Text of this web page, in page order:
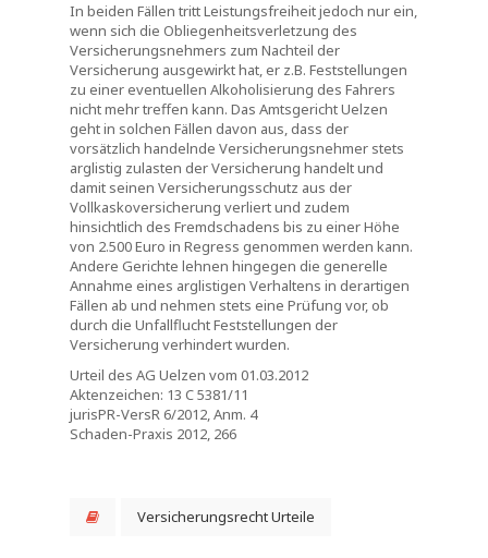
In beiden Fällen tritt Leistungsfreiheit jedoch nur ein,
wenn sich die Obliegenheitsverletzung des
Versicherungsnehmers zum Nachteil der
Versicherung ausgewirkt hat, er z.B. Feststellungen
zu einer eventuellen Alkoholisierung des Fahrers
nicht mehr treffen kann. Das Amtsgericht Uelzen
geht in solchen Fällen davon aus, dass der
vorsätzlich handelnde Versicherungsnehmer stets
arglistig zulasten der Versicherung handelt und
damit seinen Versicherungsschutz aus der
Vollkaskoversicherung verliert und zudem
hinsichtlich des Fremdschadens bis zu einer Höhe
von 2.500 Euro in Regress genommen werden kann.
Andere Gerichte lehnen hingegen die generelle
Annahme eines arglistigen Verhaltens in derartigen
Fällen ab und nehmen stets eine Prüfung vor, ob
durch die Unfallflucht Feststellungen der
Versicherung verhindert wurden.
Urteil des AG Uelzen vom 01.03.2012
Aktenzeichen: 13 C 5381/11
jurisPR-VersR 6/2012, Anm. 4
Schaden-Praxis 2012, 266
Versicherungsrecht Urteile